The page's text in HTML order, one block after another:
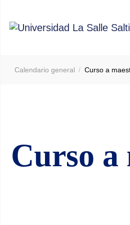
Calendario general Curso a
Curso a